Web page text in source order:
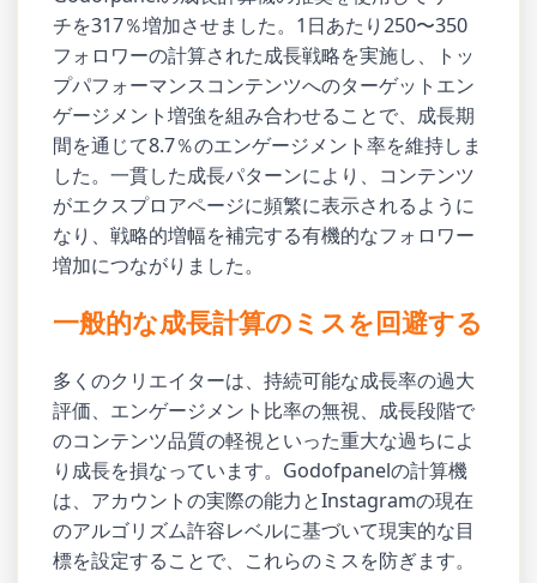
チを317％増加させました。1日あたり250〜350
フォロワーの計算された成長戦略を実施し、トッ
プパフォーマンスコンテンツへのターゲットエン
ゲージメント増強を組み合わせることで、成長期
間を通じて8.7％のエンゲージメント率を維持しま
した。一貫した成長パターンにより、コンテンツ
がエクスプロアページに頻繁に表示されるように
なり、戦略的増幅を補完する有機的なフォロワー
増加につながりました。
一般的な成長計算のミスを回避する
多くのクリエイターは、持続可能な成長率の過大
評価、エンゲージメント比率の無視、成長段階で
のコンテンツ品質の軽視といった重大な過ちによ
り成長を損なっています。Godofpanelの計算機
は、アカウントの実際の能力とInstagramの現在
のアルゴリズム許容レベルに基づいて現実的な目
標を設定することで、これらのミスを防ぎます。